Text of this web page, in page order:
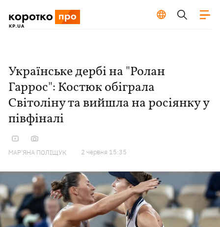
Українське дербі на "Ролан
Гаррос": Костюк обіграла
Світоліну та вийшла на росіянку у
півфіналі
МАР'ЯНА ПОЛІЩУК 2 червня 15:35